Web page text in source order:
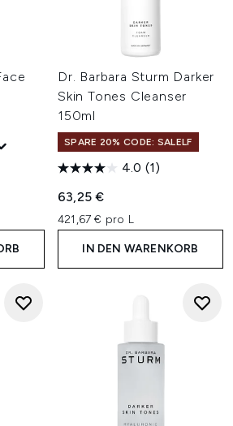
Dr. Barbara Sturm Darker
Skin Tones Cleanser
150ml
SPARE 20% CODE: SALELF
4.0 (1)
63,25 €
421,67 € pro L
IN DEN WARENKORB